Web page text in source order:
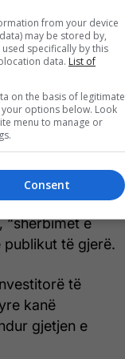
veçanërisht të
shoqëror,
më
e rritura
bazë të
përfitimet.
“shërbimet e
publikut të gjerë.
të
kanë
gjetjen e
from your device
may be stored by,
specifically by this
data. List of
on the basis of legitimate
options below. Look
menu to manage or
Consent